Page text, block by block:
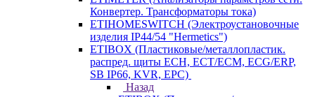
Конвертер. Трансформаторы тока)
ETIHOMESWITCH (Электроустановочные
изделия IP44/54 "Hermetics")
ETIBOX (Пластиковые/металлопластик.
распред. щиты ECH, ECT/ECM, ECG/ERP,
SB IP66, KVR, EPC)
Назад